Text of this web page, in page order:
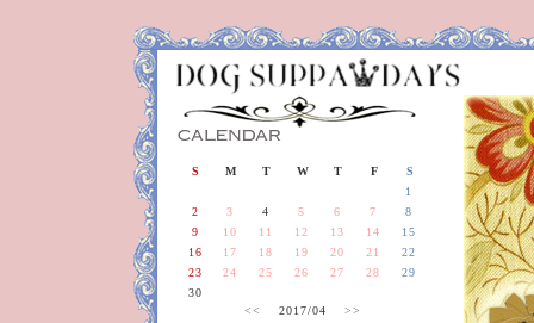
S M T W T F
S
1
2
3 4 5 6 7
8
9
10 11 12 13 14
15
16
17 18 19 20 21
22
23
24 25 26 27 28
29
30
<<
2017/04 >>